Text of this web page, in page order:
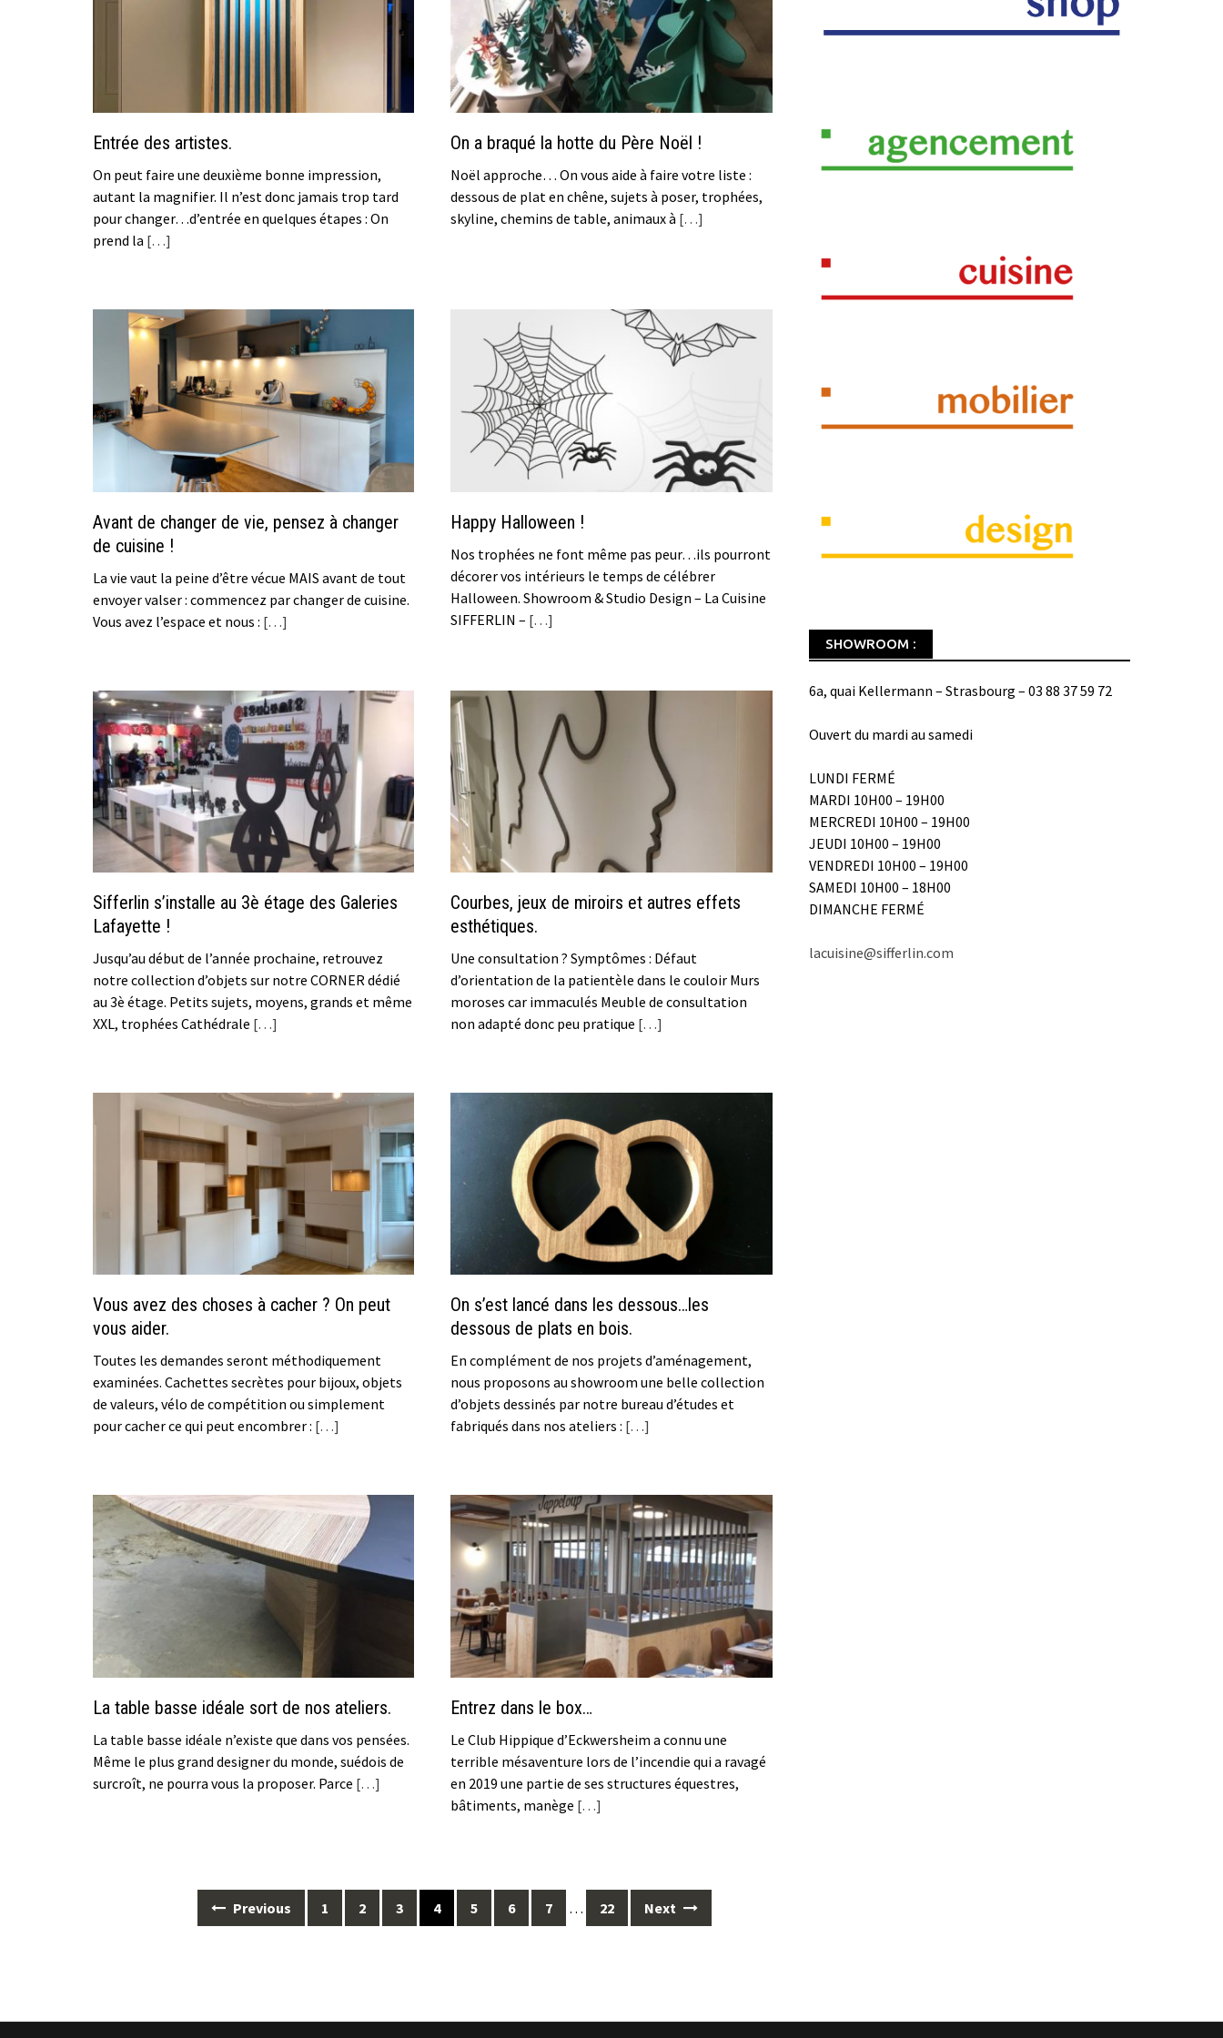
Entrée des artistes.
On peut faire une deuxième bonne impression,
autant la magnifier. Il n’est donc jamais trop tard
pour changer…d’entrée en quelques étapes : On
prend la […]
On a braqué la hotte du Père Noël !
Noël approche… On vous aide à faire votre liste :
dessous de plat en chêne, sujets à poser, trophées,
skyline, chemins de table, animaux à […]
Avant de changer de vie, pensez à changer
de cuisine !
La vie vaut la peine d’être vécue MAIS avant de tout
envoyer valser : commencez par changer de cuisine.
Vous avez l’espace et nous : […]
Happy Halloween !
Nos trophées ne font même pas peur…ils pourront
décorer vos intérieurs le temps de célébrer
Halloween. Showroom & Studio Design – La Cuisine
SIFFERLIN – […]
Sifferlin s’installe au 3è étage des Galeries
Lafayette !
Jusqu’au début de l’année prochaine, retrouvez
notre collection d’objets sur notre CORNER dédié
au 3è étage. Petits sujets, moyens, grands et même
XXL, trophées Cathédrale […]
Courbes, jeux de miroirs et autres effets
esthétiques.
Une consultation ? Symptômes : Défaut
d’orientation de la patientèle dans le couloir Murs
moroses car immaculés Meuble de consultation
non adapté donc peu pratique […]
Vous avez des choses à cacher ? On peut
vous aider.
Toutes les demandes seront méthodiquement
examinées. Cachettes secrètes pour bijoux, objets
de valeurs, vélo de compétition ou simplement
pour cacher ce qui peut encombrer : […]
On s’est lancé dans les dessous…les
dessous de plats en bois.
En complément de nos projets d’aménagement,
nous proposons au showroom une belle collection
d’objets dessinés par notre bureau d’études et
fabriqués dans nos ateliers : […]
La table basse idéale sort de nos ateliers.
La table basse idéale n’existe que dans vos pensées.
Même le plus grand designer du monde, suédois de
surcroît, ne pourra vous la proposer. Parce […]
Entrez dans le box…
Le Club Hippique d’Eckwersheim a connu une
terrible mésaventure lors de l’incendie qui a ravagé
en 2019 une partie de ses structures équestres,
bâtiments, manège […]
Previous 1 2 3 4 5 6 7 … 22 Next
SHOWROOM :
6a, quai Kellermann – Strasbourg – 03 88 37 59 72
Ouvert du mardi au samedi
LUNDI FERMÉ
MARDI 10H00 – 19H00
MERCREDI 10H00 – 19H00
JEUDI 10H00 – 19H00
VENDREDI 10H00 – 19H00
SAMEDI 10H00 – 18H00
DIMANCHE FERMÉ
lacuisine@sifferlin.com